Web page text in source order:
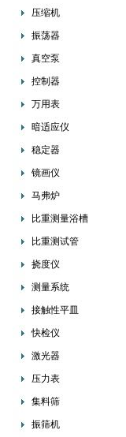
压缩机
振荡器
真空泵
控制器
万用表
暗适应仪
稳定器
镜画仪
马弗炉
比重测量浴槽
比重测试管
挠度仪
测量系统
接触性平皿
快检仪
激光器
压力表
集料筛
振筛机